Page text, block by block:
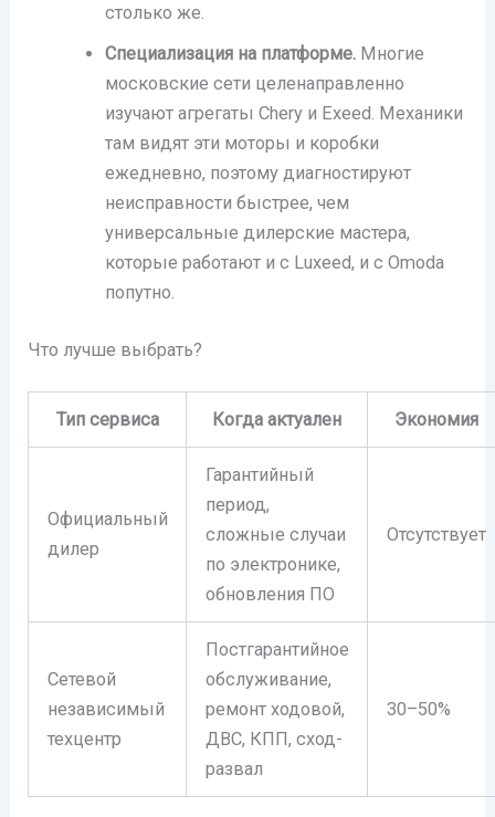
столько же.
Специализация на платформе.Многие
московские сети целенаправленно
изучают агрегаты Chery и Exeed. Механики
там видят эти моторы и коробки
ежедневно, поэтому диагностируют
неисправности быстрее, чем
универсальные дилерские мастера,
которые работают и с Luxeed, и с Omoda
попутно.
Что лучше выбрать?
Тип сервиса Когда актуален Экономия
Официальный
дилер
Гарантийный
период,
сложные случаи
по электронике,
обновления ПО
Отсутствует
Сетевой
независимый
техцентр
Постгарантийное
обслуживание,
ремонт ходовой,
ДВС, КПП, сход-
развал
30–50%